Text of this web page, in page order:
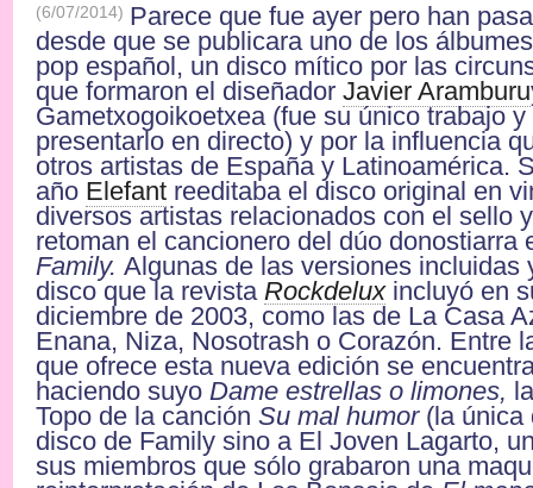
(6/07/2014) Parece que fue ayer pero han
desde que se publicara uno de los
pop español, un disco mítico por las
que formaron el diseñador Javier Aramburu
Gametxogoikoetxea (fue su único trabajo
presentarlo en directo) y por la influencia
otros artistas de España y Latinoamérica.
año Elefantreeditaba el disco original en
diversos artistas relacionados con el sello
retoman el cancionero del dúo donostiarra
Family. Algunas de las versiones incluidas
disco que la revista Rockdeluxincluyó en
diciembre de 2003, como las de La Casa
Enana, Niza, Nosotrash o Corazón. Entre
que ofrece esta nueva edición se
haciendo suyo Dame estrellas o limones,
Topo de la canción Su mal humor(la única
disco de Family sino a El Joven Lagarto,
sus miembros que sólo grabaron una